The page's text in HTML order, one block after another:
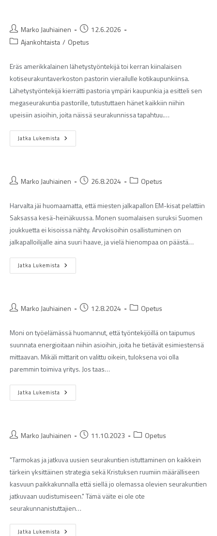
Marko Jauhiainen
12.6.2026
Ajankohtaista / Opetus
Eräs amerikkalainen lähetystyöntekijä toi kerran kiinalaisen
kotiseurakuntaverkoston pastorin vierailulle kotikaupunkiinsa.
Lähetystyöntekijä kierrätti pastoria ympäri kaupunkia ja esitteli sen
megaseurakuntia pastorille, tutustuttaen hänet kaikkiin niihin
upeisiin asioihin, joita näissä seurakunnissa tapahtuu.…
Jatka Lukemista
Marko Jauhiainen 26.8.2024 Opetus
Harvalta jäi huomaamatta, että miesten jalkapallon EM-kisat pelattiin
Saksassa kesä-heinäkuussa. Monen suomalaisen suruksi Suomen
joukkuetta ei kisoissa nähty. Arvokisoihin osallistuminen on
jalkapalloilijalle aina suuri haave, ja vielä hienompaa on päästä…
Jatka Lukemista
Marko Jauhiainen 12.8.2024 Opetus
Moni on työelämässä huomannut, että työntekijöillä on taipumus
suunnata energioitaan niihin asioihin, joita he tietävät esimiestensä
mittaavan. Mikäli mittarit on valittu oikein, tuloksena voi olla
paremmin toimiva yritys. Jos taas…
Jatka Lukemista
Marko Jauhiainen 11.10.2023 Opetus
"Tarmokas ja jatkuva uusien seurakuntien istuttaminen on kaikkein
tärkein yksittäinen strategia sekä Kristuksen ruumiin määrälliseen
kasvuun paikkakunnalla että siellä jo olemassa olevien seurakuntien
jatkuvaan uudistumiseen." Tämä väite ei ole ote
seurakunnanistuttajien…
Jatka Lukemista